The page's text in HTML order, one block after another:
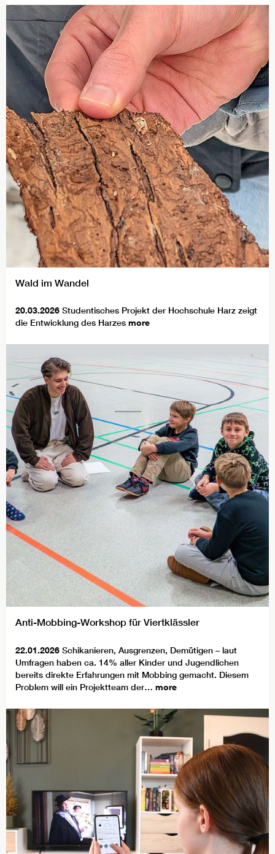
Wald im Wandel
20.03.2026 Studentisches Projekt der Hochschule Harz zeigt
die Entwicklung des Harzes more
Anti-Mobbing-Workshop für Viertklässler
22.01.2026 Schikanieren, Ausgrenzen, Demütigen – laut
Umfragen haben ca. 14% aller Kinder und Jugendlichen
bereits direkte Erfahrungen mit Mobbing gemacht. Diesem
Problem will ein Projektteam der… more